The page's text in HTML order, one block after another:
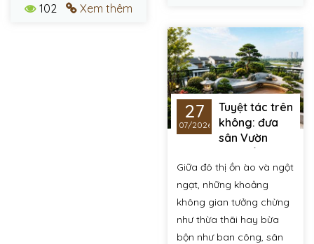
102 Xem thêm
27
07/2026
Tuyệt tác trên
không: đưa
sân Vườn
cao - xu hướng "xanh"
đánh thức mọi tổ ấm
Giữa đô thị ồn ào và ngột
ngạt, những khoảng
không gian tưởng chừng
như thừa thãi hay bừa
bộn như ban công, sân